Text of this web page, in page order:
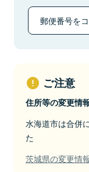
郵便番号を
ご注意
住所等の変更情
水海道市は合併
た
茨城県の変更情